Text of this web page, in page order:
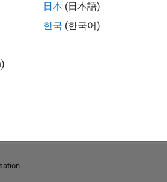
日本 (日本語)
한국 (한국어)